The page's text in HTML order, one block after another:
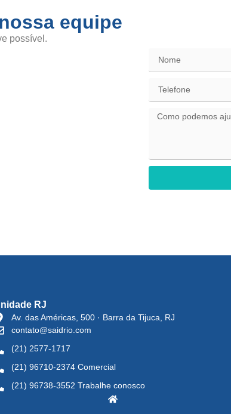
equipe
possível.
RJ
Av. das Américas, 500 · Barra da Tijuca, RJ
contato@saidrio.com
(21) 2577-1717
(21) 96710-2374 Comercial
(21) 96738-3552 Trabalhe conosco